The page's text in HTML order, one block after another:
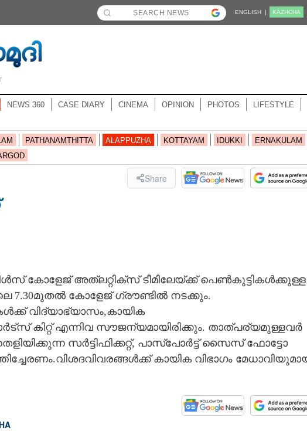
ENGLISH | KĀZHCHA
NEWS 360 CASE DIARY CINEMA OPINION PHOTOS LIFESTYLE
PATHANAMTHITTA ALAPPUZHA KOTTAYAM IDUKKI
ERNAKULAM
Share
കോളേജ് അത്‌ലറ്റിക്സ് ടീമിലേയ്ക്ക് പെൺകുട്ടികൾക്കുള്ള
കോളേജ് ഗ്രൗണ്ടിൽ നടക്കും.
വിദ്യാഭ്യാസം,കായിക
കിറ്റ് എന്നിവ സൗജന്യമായിരിക്കും. താത്പര്യമുള്ളവർ
സർട്ടിഫിക്കറ്റ്, പാസ്‌പോർട്ട് സൈസ് ഫോട്ടോ
കായിക വിഭാഗം